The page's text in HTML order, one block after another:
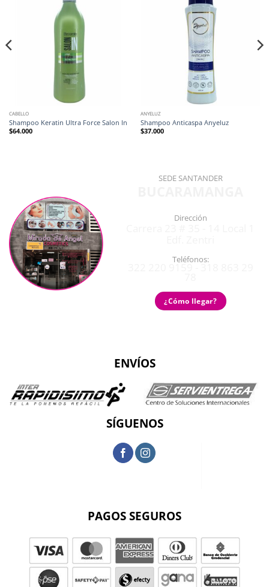
CABELLO
Shampoo Keratin Ultra Force Salon In
$64.000
ANYELUZ
Shampoo Anticaspa Anyeluz
$37.000
SEDE SANTANDER
Dirección
Teléfonos:
¿Cómo llegar?
ENVÍOS
SÍGUENOS
PAGOS SEGUROS